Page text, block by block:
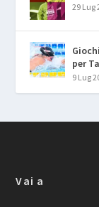
29 Lug
per
9 Lug
Vai a